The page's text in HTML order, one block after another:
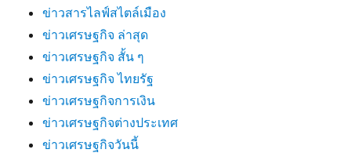
ข่าวสารไลฟ์สไตล์เมือง
ข่าวเศรษฐกิจ ล่าสุด
ข่าวเศรษฐกิจ สั้น ๆ
ข่าวเศรษฐกิจ ไทยรัฐ
ข่าวเศรษฐกิจการเงิน
ข่าวเศรษฐกิจต่างประเทศ
ข่าวเศรษฐกิจวันนี้